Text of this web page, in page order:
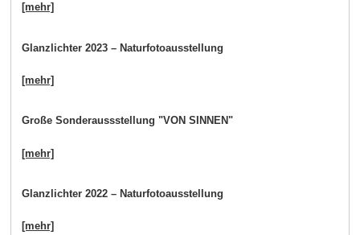
[mehr]
Glanzlichter 2023 – Naturfotoausstellung
[mehr]
Große Sonderaussstellung "VON SINNEN"
[mehr]
Glanzlichter 2022 – Naturfotoausstellung
[mehr]